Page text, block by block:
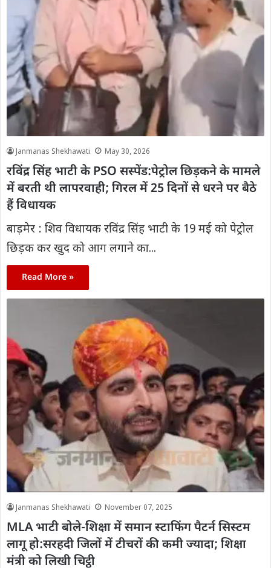
Janmanas Shekhawati May 30, 2026
रविंद्र सिंह भाटी के PSO सस्पेंड:पेट्रोल छिड़कने के मामले
में बरती थी लापरवाही; गिरल में 25 दिनों से धरने पर बैठे
हैं विधायक
बाड़मेर : शिव विधायक रविंद्र सिंह भाटी के 19 मई को पेट्रोल
छिड़क कर खुद को आग लगाने का...
Read More »
Janmanas Shekhawati November 07, 2025
MLA भाटी बोले-शिक्षा में समान स्टाफिंग पैटर्न सिस्टम
लागू हो:सरहदी जिलों में टीचरों की कमी ज्यादा; शिक्षा
मंत्री को लिखी चिट्ठी